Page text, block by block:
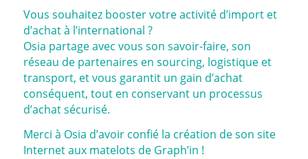
Vous souhaitez booster votre activité d’import et
d’achat à l’international ?
Osia partage avec vous son savoir-faire, son
réseau de partenaires en sourcing, logistique et
transport, et vous garantit un gain d’achat
conséquent, tout en conservant un processus
d’achat sécurisé.
Merci à Osia d’avoir confié la création de son site
Internet aux matelots de Graph’in !